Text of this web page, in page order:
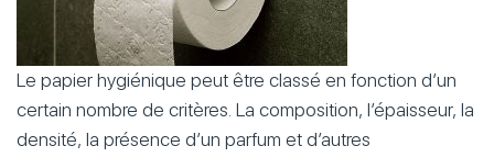
Le papier hygiénique peut être classé en fonction d’un
certain nombre de critères. La composition, l’épaisseur, la
densité, la présence d’un parfum et d’autres